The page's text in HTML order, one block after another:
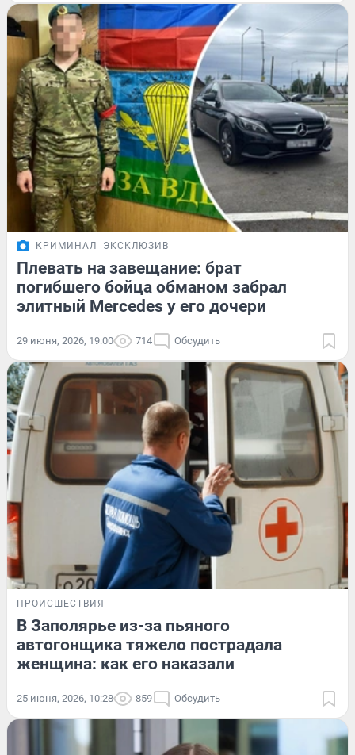
КРИМИНАЛ ЭКСКЛЮЗИВ
Плевать на завещание: брат
погибшего бойца обманом забрал
элитный Mercedes у его дочери
29 июня, 2026, 19:00 714 Обсудить
ПРОИСШЕСТВИЯ
В Заполярье из-за пьяного
автогонщика тяжело пострадала
женщина: как его наказали
25 июня, 2026, 10:28 859 Обсудить